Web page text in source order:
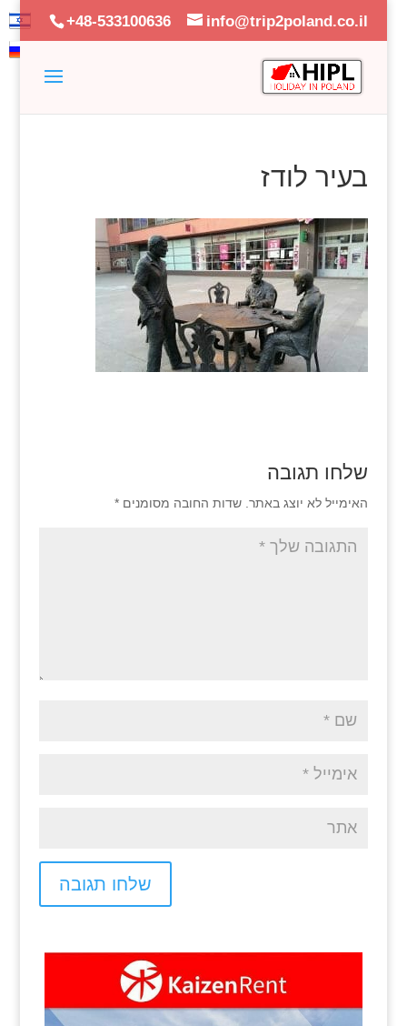
+48-533100636 info@trip2poland.co.il
בעיר לודז
שלחו תגובה
האימייל לא יוצג באתר. שדות החובה מסומנים *